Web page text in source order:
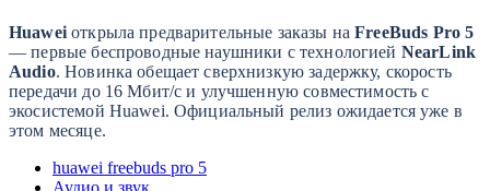
Huaweiоткрыла предварительные заказы наFreeBuds Pro 5
— первые беспроводные наушники с технологией NearLink
Audio. Новинка обещает сверхнизкую задержку, скорость
передачи до 16 Мбит/с и улучшенную совместимость с
экосистемой Huawei. Официальный релиз ожидается уже в
этом месяце.
huawei freebuds pro 5
Аудио и звук